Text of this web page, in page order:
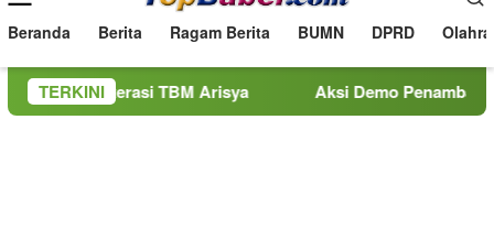
Mobile
Beranda Berita Ragam Berita BUMN DPRD
TERKINI
Literasi TBM Arisya Aksi Demo Penambang